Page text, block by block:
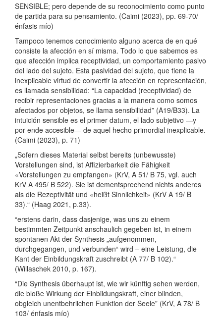
SENSIBLE; pero depende de su reconocimiento como punto
de partida para su pensamiento. (Caimi (2023), pp. 69-70/
énfasis mío)
Tampoco tenemos conocimiento alguno acerca de en qué
consiste la afección en sí misma. Todo lo que sabemos es
que afección implica receptividad, un comportamiento pasivo
del lado del sujeto. Esta pasividad del sujeto, que tiene la
inexplicable virtud de convertir la afección en representación,
es llamada sensibilidad: “La capacidad (receptividad) de
recibir representaciones gracias a la manera como somos
afectados por objetos, se llama sensibilidad” (A19/B33). La
intuición sensible es el primer datum, el lado subjetivo —y
por ende accesible— de aquel hecho primordial inexplicable.
(Caimi (2023), p. 71)
„Sofern dieses Material selbst bereits (unbewusste)
Vorstellungen sind, ist Affizierbarkeit die Fähigkeit
«Vorstellungen zu empfangen» (KrV, A 51/ B 75, vgl. auch
KrV A 495/ B 522). Sie ist dementsprechend nichts anderes
als die Rezeptivität und «heißt Sinnlichkeit» (KrV A 19/ B
33).“ (Haag 2021, p.33).
“erstens darin, dass dasjenige, was uns zu einem
bestimmten Zeitpunkt anschaulich gegeben ist, in einem
spontanen Akt der Synthesis „aufgenommen,
durchgegangen, und verbunden“ wird – eine Leistung, die
Kant der Einbildungskraft zuschreibt (A 77/ B 102).“
(Willaschek 2010, p. 167).
“Die Synthesis überhaupt ist, wie wir künftig sehen werden,
die bloße Wirkung der Einbildungskraft, einer blinden,
obgleich unentbehrlichen Funktion der Seele” (KrV, A 78/ B
103/ énfasis mío)